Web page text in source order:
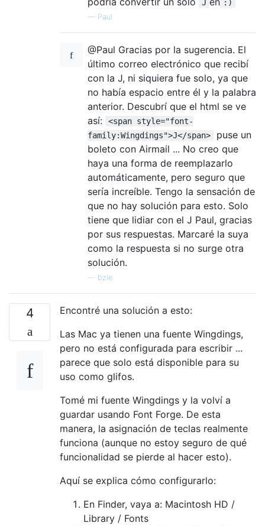
J :)
— Paul
@Paul Gracias por la sugerencia. El
último correo electrónico que recibí
con la J, ni siquiera fue solo, ya que
no había espacio entre él y la palabra
anterior. Descubrí que el html se ve
así:
<span style="font-
family:Wingdings">J</span>
puse un
boleto con Airmail ... No creo que
haya una forma de reemplazarlo
automáticamente, pero seguro que
sería increíble. Tengo la sensación de
que no hay solución para esto. Solo
tiene que lidiar con el J Paul, gracias
por sus respuestas. Marcaré la suya
como la respuesta si no surge otra
solución.
bzle
4
Encontré una solución a esto:
Las Mac ya tienen una fuente Wingdings,
pero no está configurada para escribir ...
parece que solo está disponible para su
uso como glifos.
Tomé mi fuente Wingdings y la volví a
guardar usando Font Forge. De esta
manera, la asignación de teclas realmente
funciona (aunque no estoy seguro de qué
funcionalidad se pierde al hacer esto).
Aquí se explica cómo configurarlo:
En Finder, vaya a: Macintosh HD /
Library / Fonts